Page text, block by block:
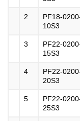
2
PF18-
10S3
3
PF22-
15S3
4
PF22-
20S3
5
PF22-
25S3